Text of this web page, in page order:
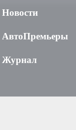
Новости
АвтоПремьеры
Журнал